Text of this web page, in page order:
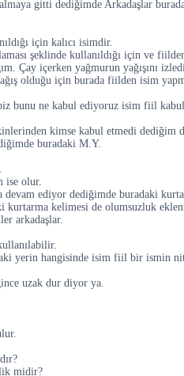
gitti dediğimde Arkadaşlar
için kalıcı isimdir.
şeklinde kullanıldığı için ve
Çay içerken yağmurun yağışını
olduğu için burada fiilden isim
bunu ne kabul ediyoruz isim fiil
kimse kabul etmedi dediğim
buradaki M.Y.
ise olur.
ediyor dediğimde buradaki
kelimesi de olumsuzluk
arkadaşlar.
yerin hangisinde isim fiil bir ismin
uzak dur diyor ya.
midir?